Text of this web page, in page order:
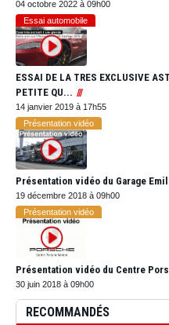
04 octobre 2022 à 09h00
Essai automobile
ESSAI DE LA TRES EXCLUSIVE
PETITE QU...
14 janvier 2019 à 17h55
Présentation vidéo
Présentation vidéo du Garage
19 décembre 2018 à 09h00
Présentation vidéo
Présentation vidéo du Centre
30 juin 2018 à 09h00
RECOMMANDÉS